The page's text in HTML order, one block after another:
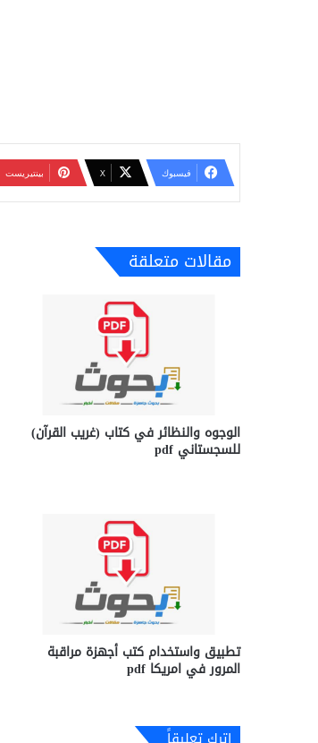
فيسبوك ‫X بينتيريست
مقالات متعلقة
الوجوه والنظائر في كتاب (غريب القرآن)
للسجستاني pdf
تطبيق واستخدام كتب أجهزة مراقبة
المرور في امريكا pdf